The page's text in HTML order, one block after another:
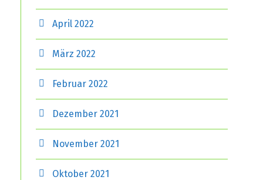
April 2022
März 2022
Februar 2022
Dezember 2021
November 2021
Oktober 2021